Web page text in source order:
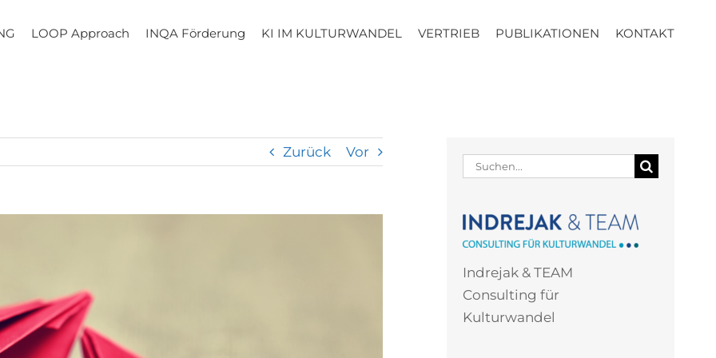
LOOP Approach INQA Förderung KI IM KULTURWANDEL VERTRIEB PUBLIKATIONEN KONTAKT
Zurück Vor
Suche
Indrejak & TEAM
Consulting für
Kulturwandel